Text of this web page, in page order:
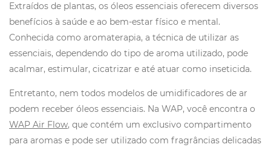
Extraídos de plantas, os óleos essenciais oferecem diversos
benefícios à saúde e ao bem-estar físico e mental.
Conhecida como aromaterapia, a técnica de utilizar as
essenciais, dependendo do tipo de aroma utilizado, pode
acalmar, estimular, cicatrizar e até atuar como inseticida.
Entretanto, nem todos modelos de umidificadores de ar
podem receber óleos essenciais. Na WAP, você encontra o
WAP Air Flow, que contém um exclusivo compartimento
para aromas e pode ser utilizado com fragrâncias delicadas